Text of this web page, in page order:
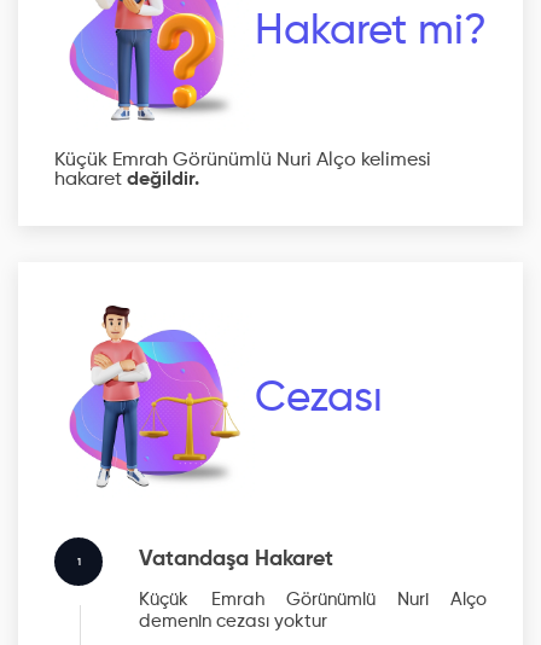
Hakaret mi?
Küçük Emrah Görünümlü Nuri Alço kelimesi
hakaret değildir.
Cezası
1 Vatandaşa Hakaret
Küçük Emrah Görünümlü Nuri Alço
demenin cezası yoktur